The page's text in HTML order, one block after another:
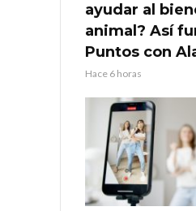
ayudar al
animal? Así
Puntos con
Hace 6 horas